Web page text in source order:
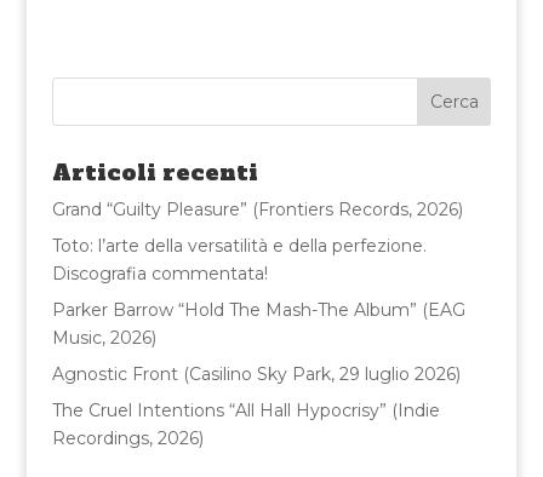
e
b
o
o
k
te
r
l
di
vi
di
Articoli recenti
Grand “Guilty Pleasure” (Frontiers Records, 2026)
Toto: l’arte della versatilità e della perfezione.
Discografia commentata!
Parker Barrow “Hold The Mash-The Album” (EAG
Music, 2026)
Agnostic Front (Casilino Sky Park, 29 luglio 2026)
The Cruel Intentions “All Hall Hypocrisy” (Indie
Recordings, 2026)